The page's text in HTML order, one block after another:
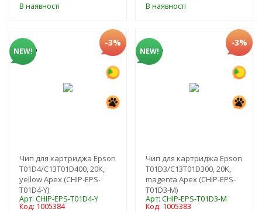
В наявності В наявності
NEW!
-3%
Чип для картриджа Epson
T01D4/C13T01D400, 20K,
yellow Apex (CHIP-EPS-
T01D4-Y)
Арт: CHIP-EPS-T01D4-Y
Код: 1005384
NEW!
-3%
Чип для картриджа Epson
T01D3/C13T01D300, 20K,
magenta Apex (CHIP-EPS-
T01D3-M)
Арт: CHIP-EPS-T01D3-M
Код: 1005383